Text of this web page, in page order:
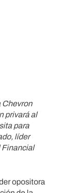
Chevron
privará al
para
líder
Financial
opositora